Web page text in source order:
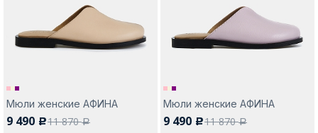
Мюли женские АФИНА
9 490 c11 870a
Мюли женские АФИНА
9 490 c11 870a